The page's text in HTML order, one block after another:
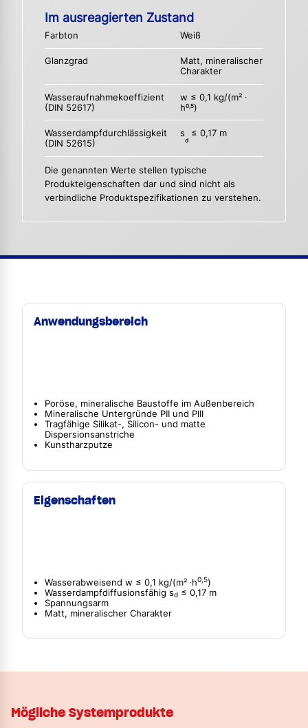
Im ausreagierten Zustand
Farbton Weiß
Glanzgrad
Matt, mineralischer
Charakter
Wasseraufnahmekoeffizient
(DIN 52617)
w ≤ 0,1 kg/(m² ∙
h0,5)
Wasserdampfdurchlässigkeit
(DIN 52615)
s
d
≤ 0,17 m
Die genannten Werte stellen typische
Produkteigenschaften dar und sind nicht als
verbindliche Produktspezifikationen zu verstehen.
Anwendungsbereich
Poröse, mineralische Baustoffe im Außenbereich
Mineralische Untergründe PII und PIII
Tragfähige Silikat-, Silicon- und matte
Dispersionsanstriche
Kunstharzputze
Eigenschaften
Wasserabweisend w ≤ 0,1 kg/(m² ∙h0,5)
Wasserdampfdiffusionsfähig sd ≤ 0,17 m
Spannungsarm
Matt, mineralischer Charakter
Mögliche Systemprodukte